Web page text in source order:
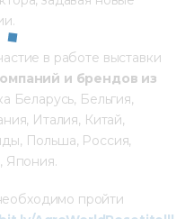
в работе выставки
и брендов из
Беларусь, Бельгия,
Италия, Китай,
Польша, Россия,
Япония.
пройти